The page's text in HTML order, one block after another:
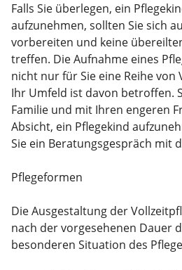
Falls Sie überlegen, ein
aufzunehmen, sollten Sie sich
vorbereiten und keine
treffen. Die Aufnahme eines
nicht nur für Sie eine Reihe von
Ihr Umfeld ist davon betroffen.
Familie und mit Ihren engeren
Absicht, ein Pflegekind
Sie ein Beratungsgespräch mit
Pflegeformen
Die Ausgestaltung der
nach der vorgesehenen Dauer
besonderen Situation des